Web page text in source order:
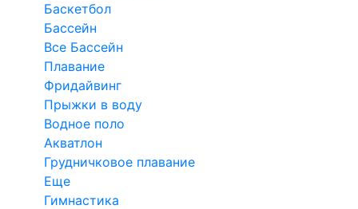
Баскетбол
Бассейн
Все Бассейн
Плавание
Фридайвинг
Прыжки в воду
Водное поло
Акватлон
Грудничковое плавание
Еще
Гимнастика